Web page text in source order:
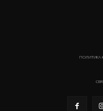
ПОЛИТИКА